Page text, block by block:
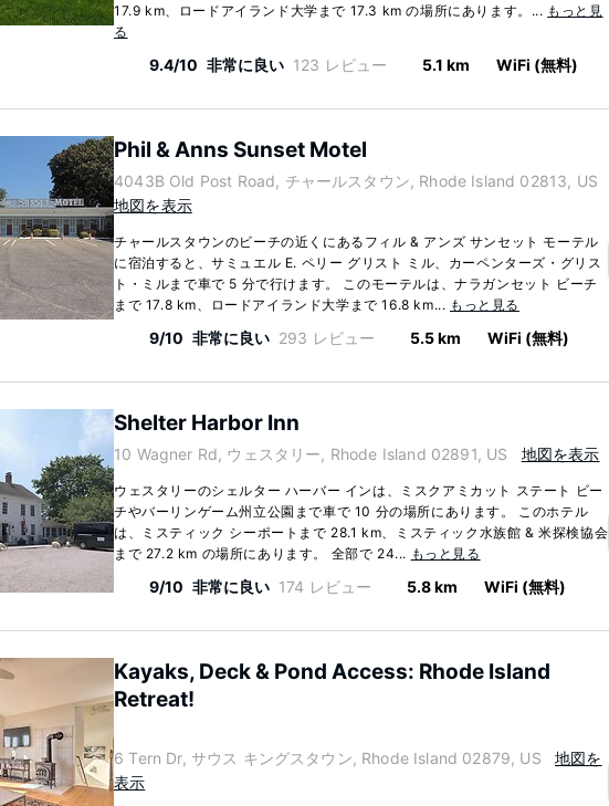
17.9 km、ロードアイランド大学まで 17.3 km の場所にあります。... もっと見
る
9.4/10 非常に良い 123 レビュー 5.1 km WiFi (無料)
Phil & Anns Sunset Motel
4043B Old Post Road, チャールスタウン, Rhode Island 02813, US
地図を表示
チャールスタウンのビーチの近くにあるフィル & アンズ サンセット モーテル
に宿泊すると、サミュエル E. ペリー グリスト ミル、カーペンターズ・グリス
ト・ミルまで車で 5 分で行けます。 このモーテルは、ナラガンセット ビーチ
まで 17.8 km、ロードアイランド大学まで 16.8 km... もっと見る
9/10 非常に良い 293 レビュー 5.5 km WiFi (無料)
Shelter Harbor Inn
10 Wagner Rd, ウェスタリー, Rhode Island 02891, US 地図を表示
ウェスタリーのシェルター ハーバー インは、ミスクアミカット ステート ビー
チやバーリンゲーム州立公園まで車で 10 分の場所にあります。 このホテル
は、ミスティック シーポートまで 28.1 km、ミスティック水族館 & 米探検協会
まで 27.2 km の場所にあります。 全部で 24... もっと見る
9/10 非常に良い 174 レビュー 5.8 km WiFi (無料)
Kayaks, Deck & Pond Access: Rhode Island
Retreat!
6 Tern Dr, サウス キングスタウン, Rhode Island 02879, US
地図を
表示